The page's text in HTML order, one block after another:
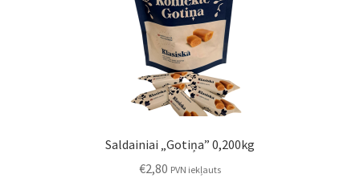
Saldainiai „Gotiņa” 0,200kg
€2,80 PVN iekļauts